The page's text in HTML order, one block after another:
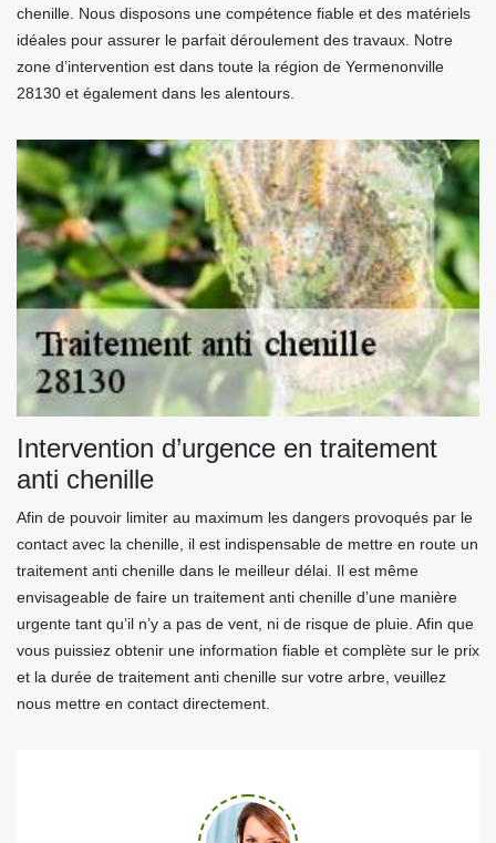
chenille. Nous disposons une compétence fiable et des matériels
idéales pour assurer le parfait déroulement des travaux. Notre
zone d’intervention est dans toute la région de Yermenonville
28130 et également dans les alentours.
Intervention d’urgence en traitement
anti chenille
Afin de pouvoir limiter au maximum les dangers provoqués par le
contact avec la chenille, il est indispensable de mettre en route un
traitement anti chenille dans le meilleur délai. Il est même
envisageable de faire un traitement anti chenille d’une manière
urgente tant qu’il n’y a pas de vent, ni de risque de pluie. Afin que
vous puissiez obtenir une information fiable et complète sur le prix
et la durée de traitement anti chenille sur votre arbre, veuillez
nous mettre en contact directement.